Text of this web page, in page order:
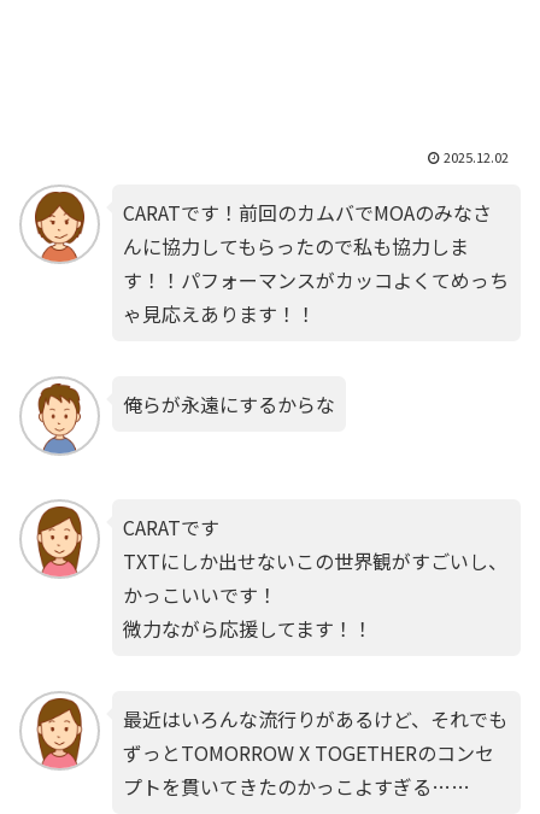
2025.12.02
CARATです！前回のカムバでMOAのみなさ
んに協力してもらったので私も協力しま
す！！パフォーマンスがカッコよくてめっち
ゃ見応えあります！！
俺らが永遠にするからな
CARATです
TXTにしか出せないこの世界観がすごいし、
かっこいいです！
微力ながら応援してます！！
最近はいろんな流行りがあるけど、それでも
ずっとTOMORROW X TOGETHERのコンセ
プトを貫いてきたのかっこよすぎる……